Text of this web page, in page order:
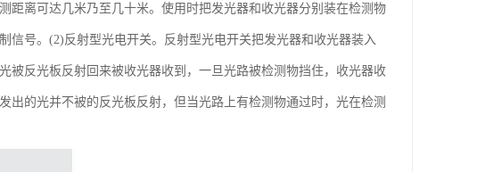
距离可达几米乃至几十米。使用时把发光器和收光器分别装在检测物
信号。(2)反射型光电开关。反射型光电开关把发光器和收光器装入
被反光板反射回来被收光器收到，一旦光路被检测物挡住，收光器收
的光并不被的反光板反射，但当光路上有检测物通过时，光在检测